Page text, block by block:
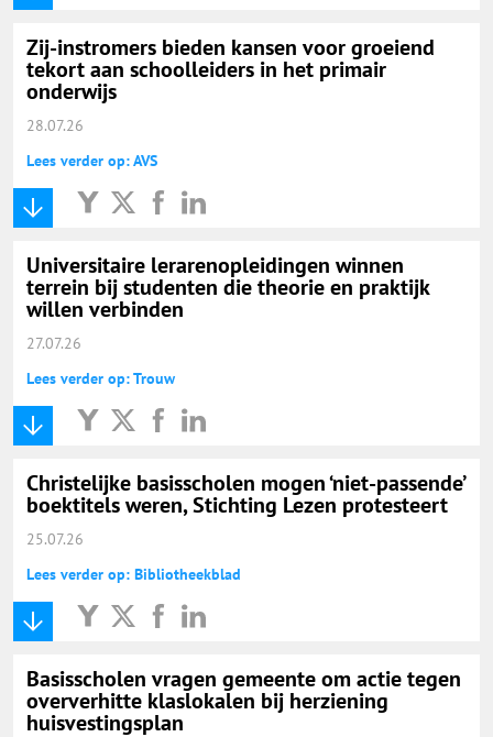
Zij-instromers bieden kansen voor groeiend
tekort aan schoolleiders in het primair
onderwijs
28.07.26
Lees verder op: AVS
Universitaire lerarenopleidingen winnen
terrein bij studenten die theorie en praktijk
willen verbinden
27.07.26
Lees verder op: Trouw
Christelijke basisscholen mogen ‘niet-passende’
boektitels weren, Stichting Lezen protesteert
25.07.26
Lees verder op: Bibliotheekblad
Basisscholen vragen gemeente om actie tegen
oververhitte klaslokalen bij herziening
huisvestingsplan